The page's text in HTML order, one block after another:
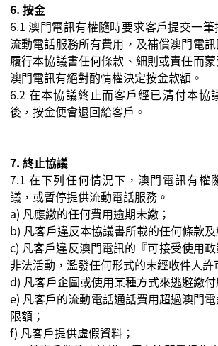
6. 按金
6.1 澳門電訊有權隨時要求客戶提交一
流動電話服務所有費用，及補償澳門電
履行本協議書任何條款、細則或責任而
澳門電訊有絕對酌情權決定按金款額。
6.2在本協議終止而客戶經已清付本協
後，按金便會退回給客戶。
7. 終止協議
7.1在下列任何情況下，澳門電訊有權
議，或暫停提供流動電話服務。
a) 凡應繳的任何費用逾期未繳；
b) 凡客戶違反本協議書所載的任何條款及
c) 凡客戶違反澳門電訊的『可接受使用
非法活動，濫發任何形式的未經收件人許
d) 凡客戶企圖或使用某種方式來逃避繳付
e) 凡客戶的流動電話通話費用超過澳門
限額；
f) 凡客戶提供虛假資料；